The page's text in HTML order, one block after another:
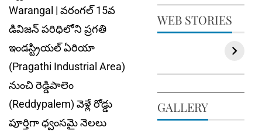
Warangal | వ‌రంగ‌ల్ 15వ
డివిజ‌న్ ప‌రిధిలోని ప్ర‌గ‌తి
ఇండ‌స్ట్రియ‌ల్ ఏరియా
(Pragathi Industrial Area)
నుంచి రెడ్డిపాలెం
(Reddypalem) వెళ్లే రోడ్డు
పూర్తిగా ధ్వంస‌మై నెల‌లు
WEB STORIES
GALLERY